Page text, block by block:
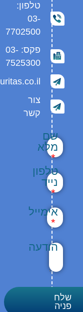
טלפון:
03-
7702500
פקס: 03-
7525300
צור
קשר
שם
מלא
טלפון
נייד
אימייל
הודעה
שלח
פניה